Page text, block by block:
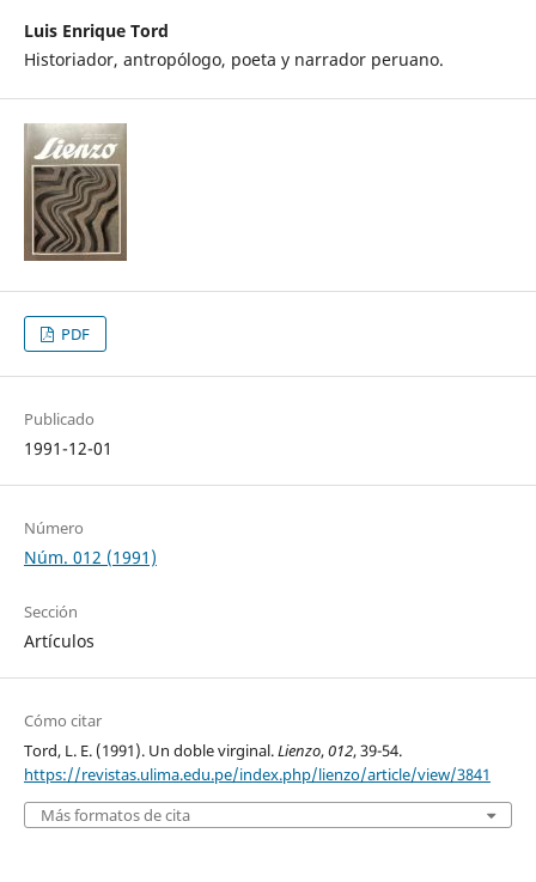
Luis Enrique Tord
Historiador, antropólogo, poeta y narrador peruano.
PDF
Publicado
1991-12-01
Número
Núm. 012 (1991)
Sección
Artículos
Cómo citar
Tord, L. E. (1991). Un doble virginal.Lienzo,012, 39-54.
https://revistas.ulima.edu.pe/index.php/lienzo/article/view/3841
Más formatos de cita